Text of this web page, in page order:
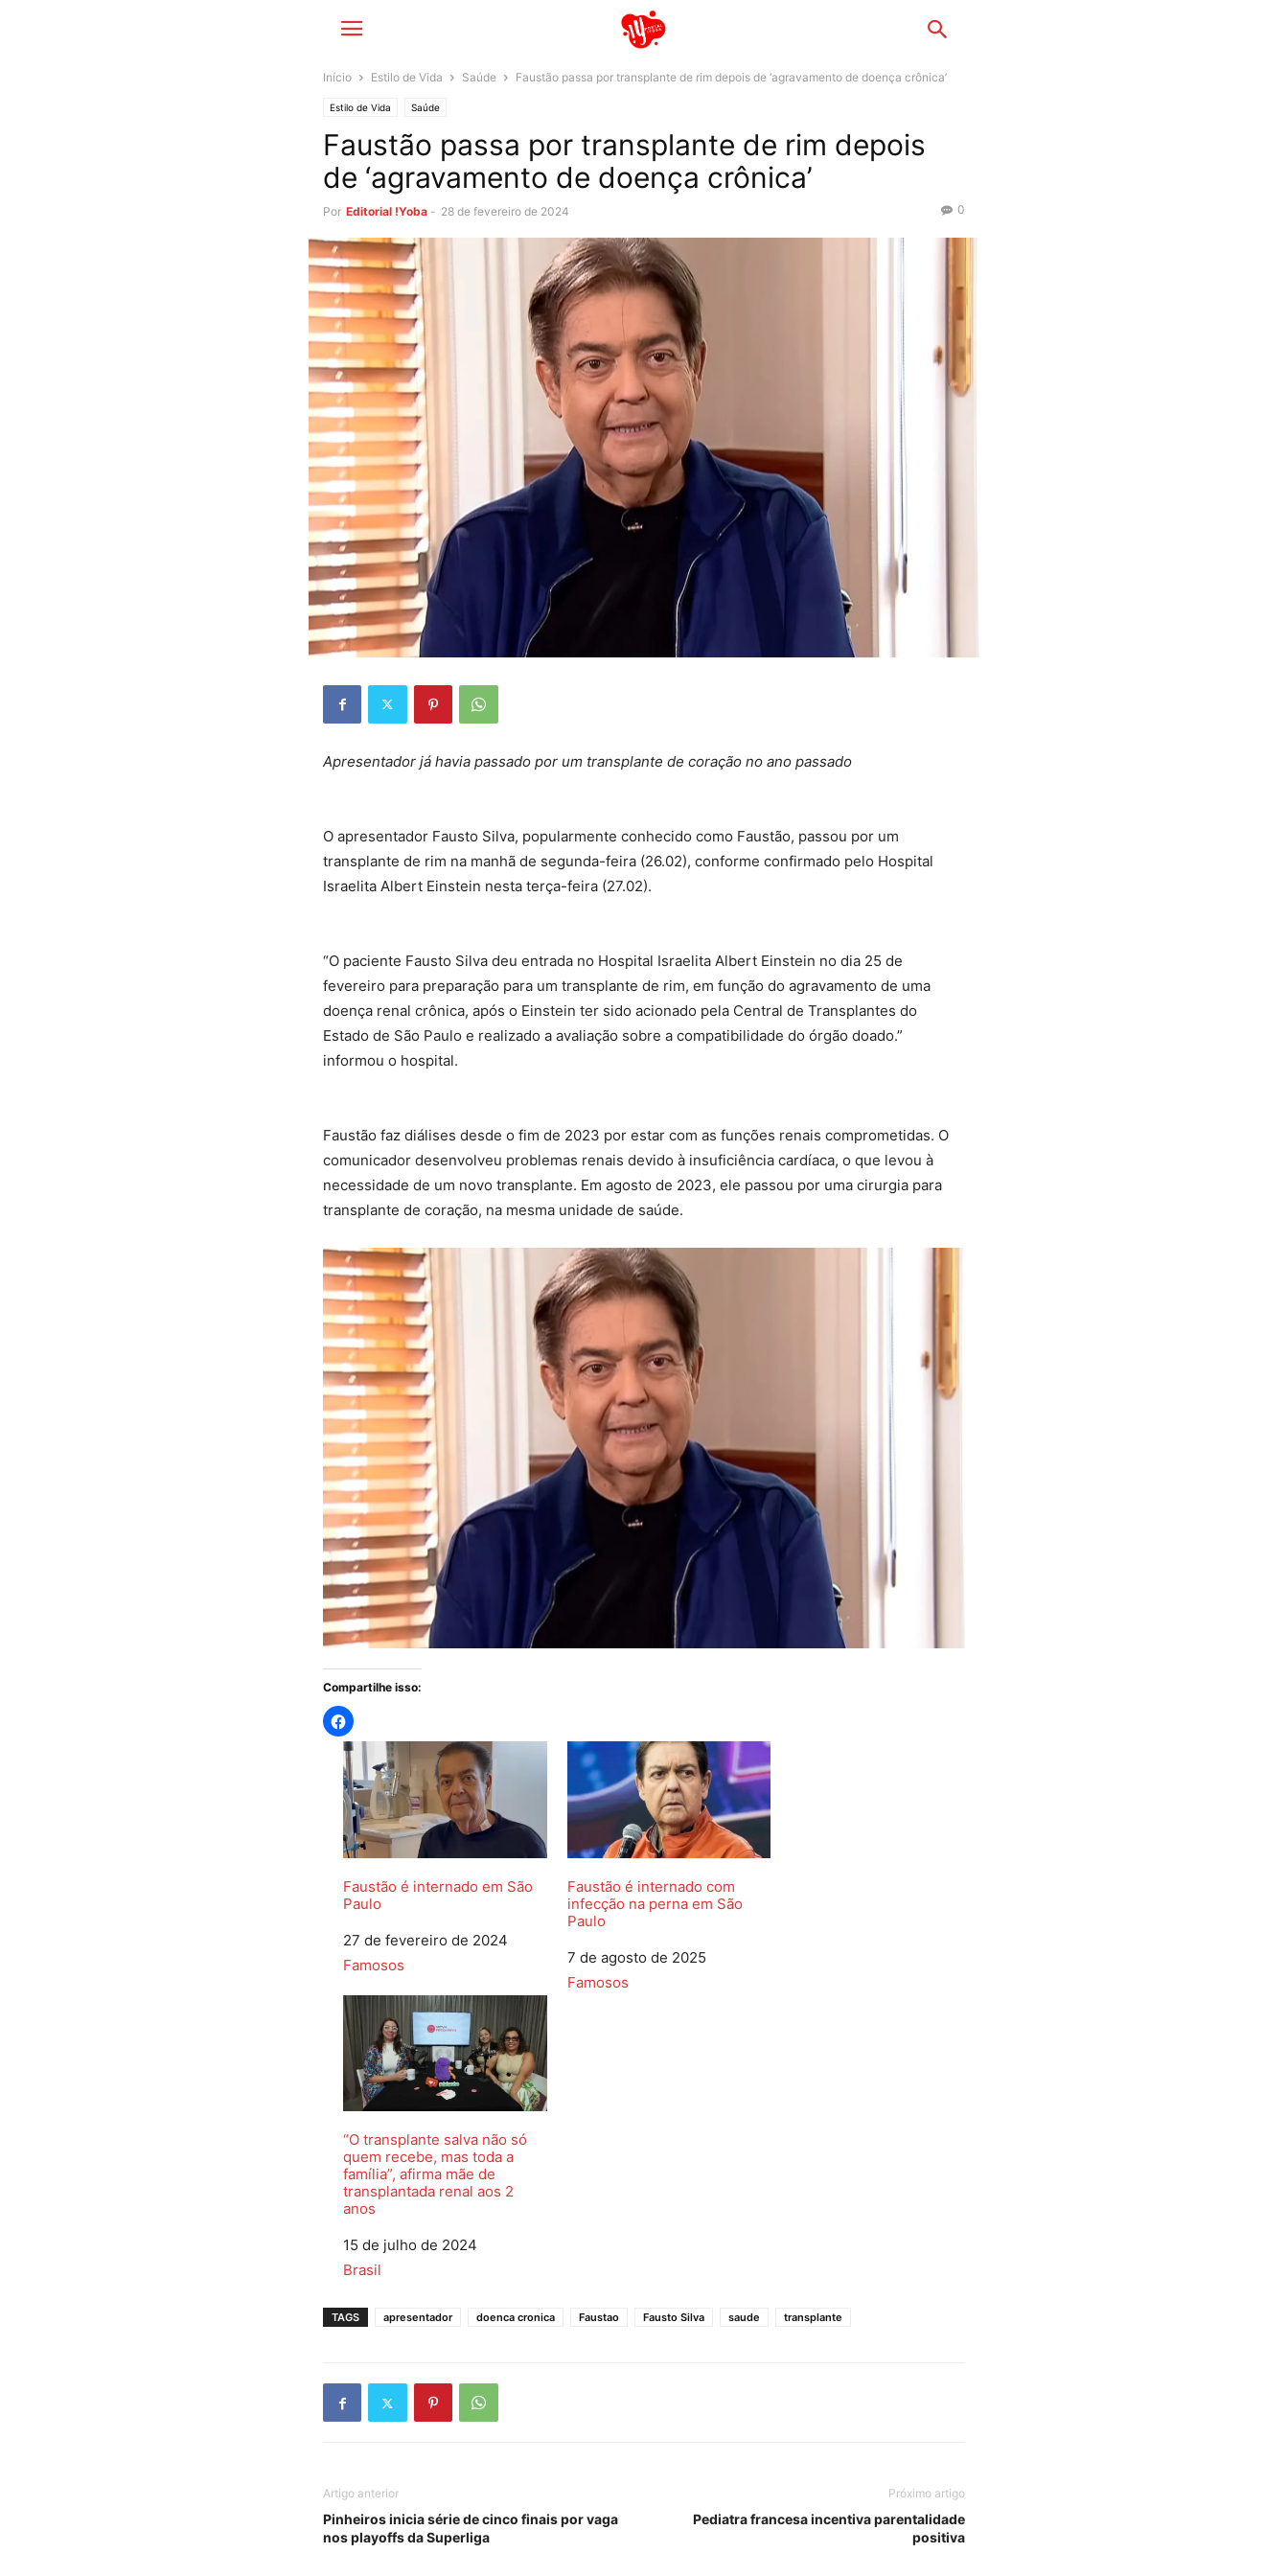
Início Estilo de Vida Saúde Faustão passa por transplante de rim depois de ‘agravamento de doença crônica’
Estilo de Vida Saúde
Faustão passa por transplante de rim depois
de ‘agravamento de doença crônica’
Por Editorial !Yoba - 28 de fevereiro de 2024 0
Apresentador já havia passado por um transplante de coração no ano passado
O apresentador Fausto Silva, popularmente conhecido como Faustão, passou por um
transplante de rim na manhã de segunda-feira (26.02), conforme confirmado pelo Hospital
Israelita Albert Einstein nesta terça-feira (27.02).
“O paciente Fausto Silva deu entrada no Hospital Israelita Albert Einstein no dia 25 de
fevereiro para preparação para um transplante de rim, em função do agravamento de uma
doença renal crônica, após o Einstein ter sido acionado pela Central de Transplantes do
Estado de São Paulo e realizado a avaliação sobre a compatibilidade do órgão doado.”
informou o hospital.
Faustão faz diálises desde o fim de 2023 por estar com as funções renais comprometidas. O
comunicador desenvolveu problemas renais devido à insuficiência cardíaca, o que levou à
necessidade de um novo transplante. Em agosto de 2023, ele passou por uma cirurgia para
transplante de coração, na mesma unidade de saúde.
Compartilhe isso:
Faustão é internado em São
Paulo
Data
27 de fevereiro de 2024
Em relação a
Famosos
Faustão é internado com
infecção na perna em São
Paulo
Data
7 de agosto de 2025
Em relação a
Famosos
“O transplante salva não só
quem recebe, mas toda a
família”, afirma mãe de
transplantada renal aos 2
anos
Data
15 de julho de 2024
Em relação a
Brasil
TAGS apresentador doenca cronica Faustao Fausto Silva saude transplante
Artigo anterior
Pinheiros inicia série de cinco finais por vaga
nos playoffs da Superliga
Próximo artigo
Pediatra francesa incentiva parentalidade
positiva